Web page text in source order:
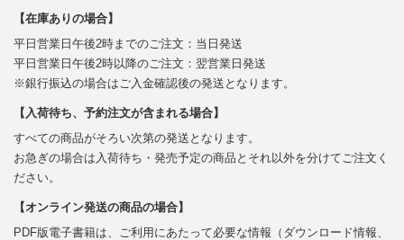
【在庫ありの場合】
平日営業日午後2時までのご注文：当日発送
平日営業日午後2時以降のご注文：翌営業日発送
※銀行振込の場合はご入金確認後の発送となります。
【入荷待ち、予約注文が含まれる場合】
すべての商品がそろい次第の発送となります。
お急ぎの場合は入荷待ち・発売予定の商品とそれ以外を分けてご注文く
ださい。
【オンライン発送の商品の場合】
PDF版電子書籍は、ご利用にあたって必要な情報（ダウンロード情報、